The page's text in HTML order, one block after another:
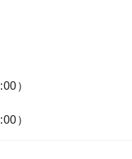
）
）